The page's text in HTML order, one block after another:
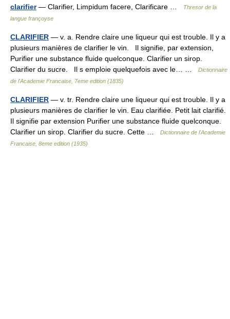
clarifier— Clarifier, Limpidum facere, Clarificare …
Thresor de la
langue françoyse
CLARIFIER — v. a. Rendre claire une liqueur qui est trouble. Il y a
plusieurs manières de clarifier le vin. Il signifie, par extension,
Purifier une substance fluide quelconque. Clarifier un sirop.
Clarifier du sucre. Il s emploie quelquefois avec le… …
Dictionnaire
de l'Academie Francaise, 7eme edition (1835)
CLARIFIER — v. tr. Rendre claire une liqueur qui est trouble. Il y a
plusieurs manières de clarifier le vin. Eau clarifiée. Petit lait clarifié.
Il signifie par extension Purifier une substance fluide quelconque.
Clarifier un sirop. Clarifier du sucre. Cette …
Dictionnaire de l'Academie
Francaise, 8eme edition (1935)